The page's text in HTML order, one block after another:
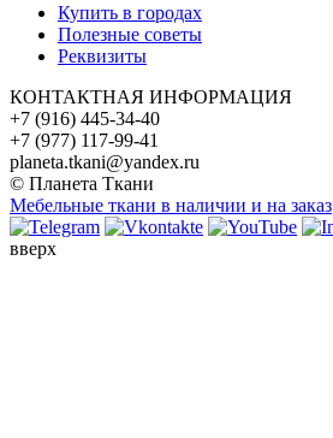
Купить в городах
Полезные советы
Реквизиты
КОНТАКТНАЯ ИНФОРМАЦИЯ
+7 (916) 445-34-40
+7 (977) 117-99-41
planeta.tkani@yandex.ru
© Планета Ткани
Мебельные ткани в наличии и на заказ
вверх